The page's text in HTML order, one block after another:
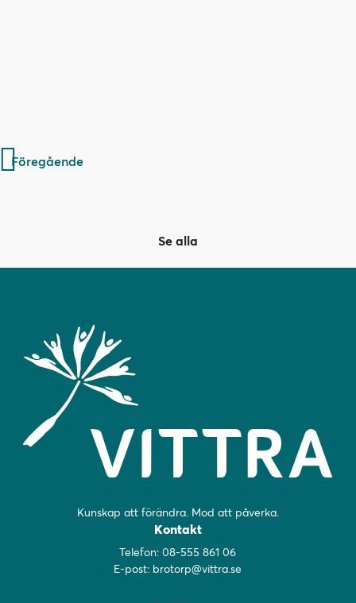
Föregående
Se alla
Kunskap att förändra. Mod att påverka.
Kontakt
Telefon:08-555 861 06
E-post: brotorp@vittra.se